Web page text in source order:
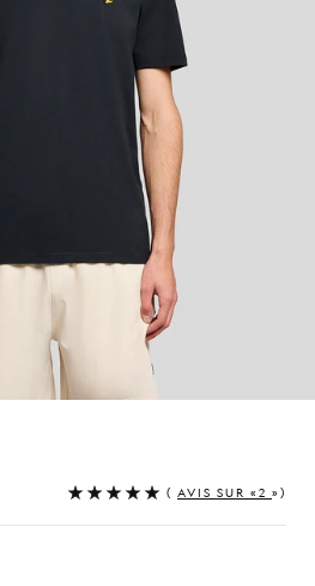
( AVIS SUR «2 »)